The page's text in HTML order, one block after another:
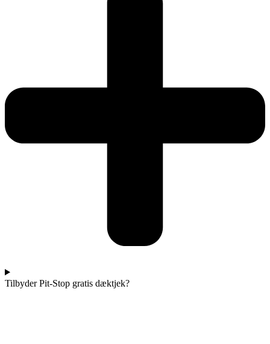
Tilbyder Pit-Stop gratis dæktjek?